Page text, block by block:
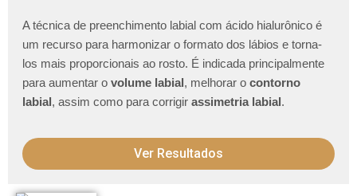
A técnica de preenchimento labial com ácido hialurônico é
um recurso para harmonizar o formato dos lábios e torna-
los mais proporcionais ao rosto. É indicada principalmente
para aumentar o volume labial, melhorar o contorno
labial, assim como para corrigir assimetria labial.
Ver Resultados